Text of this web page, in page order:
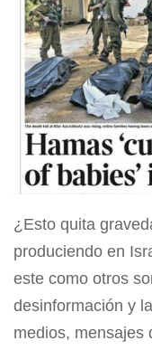
¿Esto quita
produciendo en
este como otros
desinformación y
medios, mensajes